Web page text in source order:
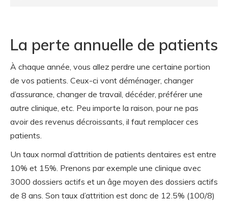
La perte annuelle de patients
À chaque année, vous allez perdre une certaine portion
de vos patients. Ceux-ci vont déménager, changer
d’assurance, changer de travail, décéder, préférer une
autre clinique, etc. Peu importe la raison, pour ne pas
avoir des revenus décroissants, il faut remplacer ces
patients.
Un taux normal d’attrition de patients dentaires est entre
10% et 15%. Prenons par exemple une clinique avec
3000 dossiers actifs et un âge moyen des dossiers actifs
de 8 ans. Son taux d’attrition est donc de 12.5% (100/8)